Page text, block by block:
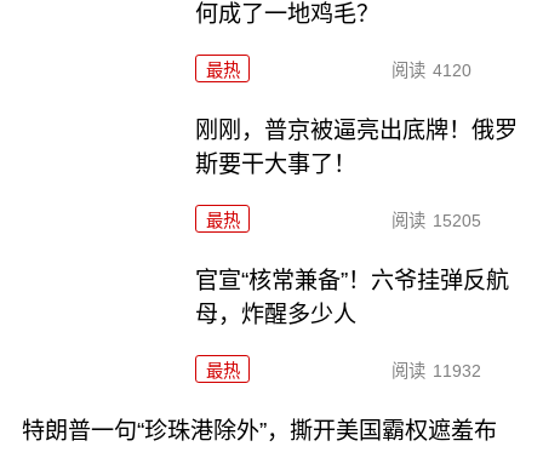
何成了一地鸡毛？
最热 阅读 4120
刚刚，普京被逼亮出底牌！俄罗
斯要干大事了！
最热 阅读 15205
官宣“核常兼备”！六爷挂弹反航
母，炸醒多少人
最热 阅读 11932
特朗普一句“珍珠港除外”，撕开美国霸权遮羞布